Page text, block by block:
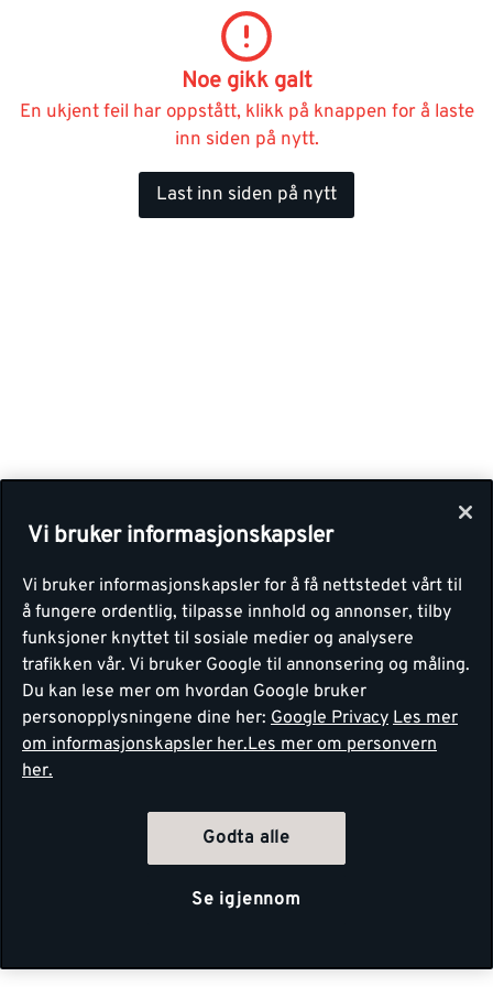
Noe gikk galt
En ukjent feil har oppstått, klikk på knappen for å laste
inn siden på nytt.
Last inn siden på nytt
Vi bruker informasjonskapsler
Vi bruker informasjonskapsler for å få nettstedet vårt til
å fungere ordentlig, tilpasse innhold og annonser, tilby
funksjoner knyttet til sosiale medier og analysere
trafikken vår. Vi bruker Google til annonsering og måling.
Du kan lese mer om hvordan Google bruker
personopplysningene dine her: Google Privacy Les mer
om informasjonskapsler her.Les mer om personvern
her.
Godta alle
Se igjennom